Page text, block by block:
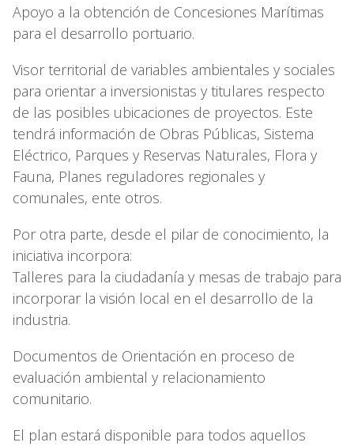
Apoyo a la obtención de Concesiones Marítimas
para el desarrollo portuario.
Visor territorial de variables ambientales y sociales
para orientar a inversionistas y titulares respecto
de las posibles ubicaciones de proyectos. Este
tendrá información de Obras Públicas, Sistema
Eléctrico, Parques y Reservas Naturales, Flora y
Fauna, Planes reguladores regionales y
comunales, ente otros.
Por otra parte, desde el pilar de conocimiento, la
iniciativa incorpora:
Talleres para la ciudadanía y mesas de trabajo para
incorporar la visión local en el desarrollo de la
industria.
Documentos de Orientación en proceso de
evaluación ambiental y relacionamiento
comunitario.
El plan estará disponible para todos aquellos